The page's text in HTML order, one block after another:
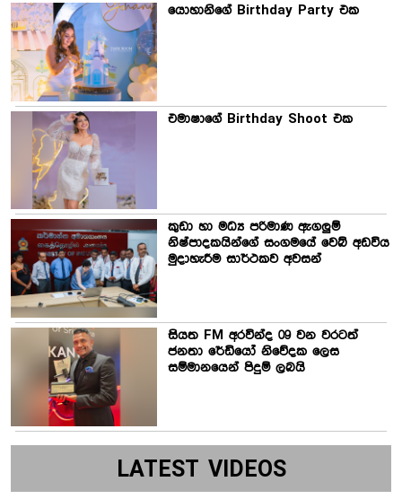
යොහානිගේ Birthday Party එක
එමාෂාගේ Birthday Shoot එක
කුඩා හා මධ්‍ය පරිමාණ ඇගලුම්
නිෂ්පාදකයින්ගේ සංගමයේ වෙබ් අඩවිය
මුදාහැරීම සාර්ථකව අවසන්
සියත FM අරවින්ද 09 වන වරටත්
ජනතා රේඩියෝ නිවේදක ලෙස
සම්මානයෙන් පිදුම් ලබයි
LATEST VIDEOS